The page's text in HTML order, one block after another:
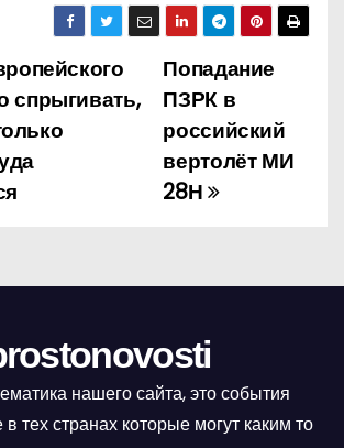
Попадание
ПЗРК в
российский
вертолёт МИ
28Н
спрыгивать,
нашего сайта, это события
тех странах которые могут каким то